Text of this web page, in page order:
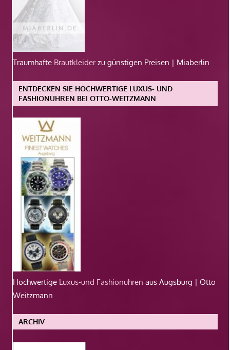
Traumhafte Brautkleiderzu günstigen Preisen | Miaberlin
ENTDECKEN SIE HOCHWERTIGE LUXUS- UND
FASHIONUHREN BEI OTTO-WEITZMANN
Hochwertige Luxus-und Fashionuhren aus Augsburg | Otto
Weitzmann
ARCHIV